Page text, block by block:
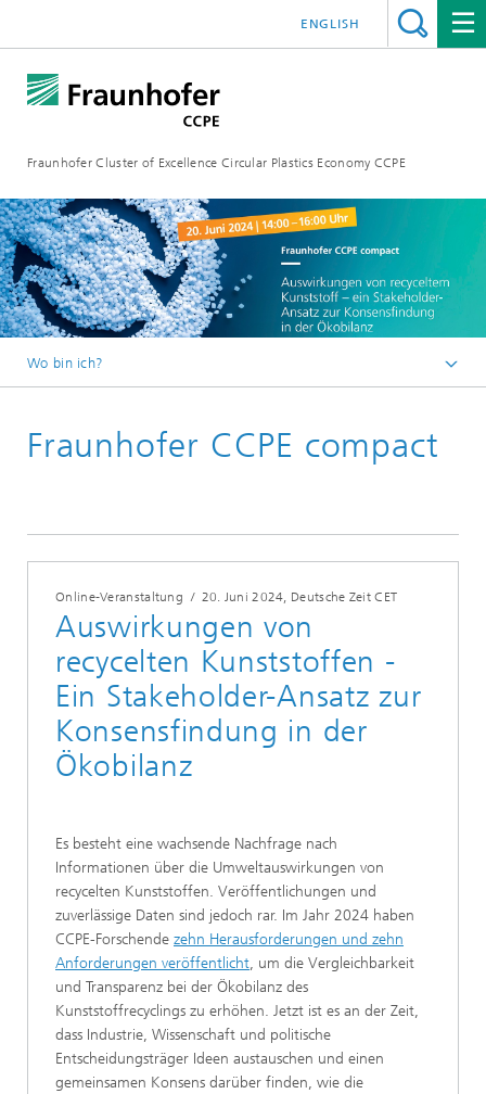
Fraunhofer Cluster of Excellence Circular Plastics Economy CCPE
ENGLISH
Wo bin ich?
Aktuelles
Fraunhofer CCPE compact
Online-Veranstaltung / 20. Juni 2024, Deutsche Zeit CET
Auswirkungen von
recycelten Kunststoffen -
Ein Stakeholder-Ansatz zur
Konsensfindung in der
Ökobilanz
Es besteht eine wachsende Nachfrage nach
Informationen über die Umweltauswirkungen von
recycelten Kunststoffen. Veröffentlichungen und
zuverlässige Daten sind jedoch rar. Im Jahr 2024 haben
CCPE-Forschende zehn Herausforderungen und zehn
Anforderungen veröffentlicht, um die Vergleichbarkeit
und Transparenz bei der Ökobilanz des
Kunststoffrecyclings zu erhöhen. Jetzt ist es an der Zeit,
dass Industrie, Wissenschaft und politische
Entscheidungsträger Ideen austauschen und einen
gemeinsamen Konsens darüber finden, wie die